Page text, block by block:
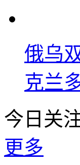
俄乌
克兰
今日关
更多